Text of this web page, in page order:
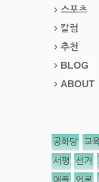
스포츠
칼럼
추천
BLOG
ABOUT
공화당 교
서평 선거